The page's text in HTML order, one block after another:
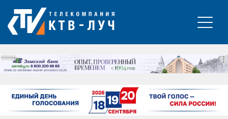
РЕКЛАМА